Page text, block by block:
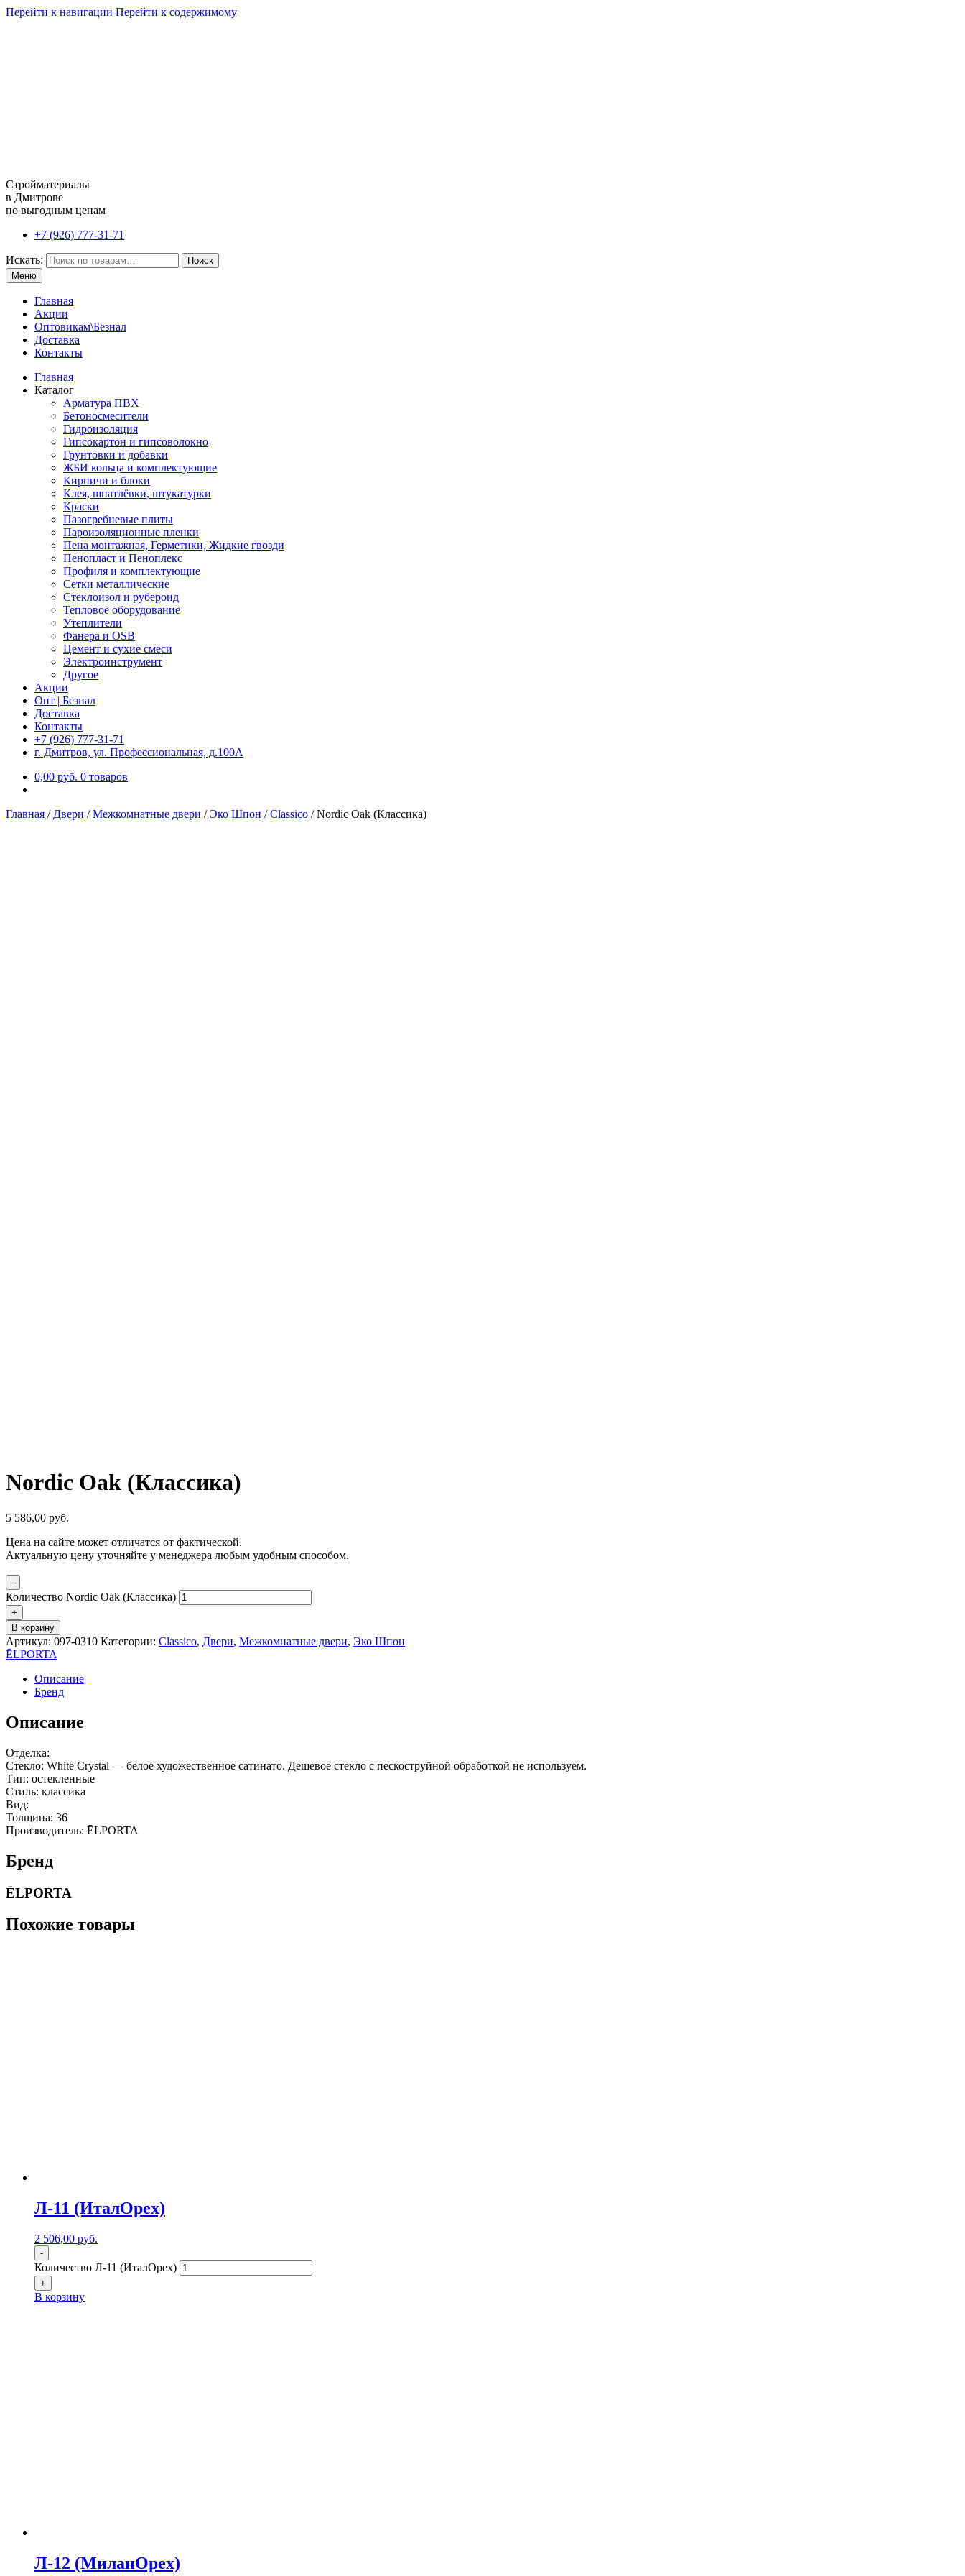
Перейти к навигации Перейти к содержимому
Стройматериалы
в Дмитрове
по выгодным ценам
+7 (926) 777-31-71
Искать:
Поиск
Меню
Главная
Акции
Оптовикам\Безнал
Доставка
Контакты
Главная
Каталог
Арматура ПВХ
Бетоносмесители
Гидроизоляция
Гипсокартон и гипсоволокно
Грунтовки и добавки
ЖБИ кольца и комплектующие
Кирпичи и блоки
Клея, шпатлёвки, штукатурки
Краски
Пазогребневые плиты
Пароизоляционные пленки
Пена монтажная, Герметики, Жидкие гвозди
Пенопласт и Пеноплекс
Профиля и комплектующие
Сетки металлические
Стеклоизол и рубероид
Тепловое оборудование
Утеплители
Фанера и OSB
Цемент и сухие смеси
Электроинструмент
Другое
Акции
Опт | Безнал
Доставка
Контакты
+7 (926) 777-31-71
г. Дмитров, ул. Профессиональная, д.100А
0,00 руб. 0 товаров
Главная / Двери /Межкомнатные двери /Эко Шпон /Classico /Nordic Oak (Классика)
Nordic Oak (Классика)
5 586,00 руб.
Цена на сайте может отличатся от фактической.
Актуальную цену уточняйте у менеджера любым удобным способом.
-
Количество Nordic Oak (Классика)
+
В корзину
Артикул: 097-0310 Категории: Classico, Двери, Межкомнатные двери, Эко Шпон
ĒLPORTA
Описание
Бренд
Описание
Отделка:
Стекло: White Сrystal — белое художественное сатинато. Дешевое стекло с пескоструйной обработкой не используем.
Тип: остекленные
Стиль: классика
Вид:
Толщина: 36
Производитель: ĒLPORTA
Бренд
ĒLPORTA
Похожие товары
Л-11 (ИталОрех)
2 506,00 руб.
-
Количество Л-11 (ИталОрех)
+
В корзину
Л-12 (МиланОрех)